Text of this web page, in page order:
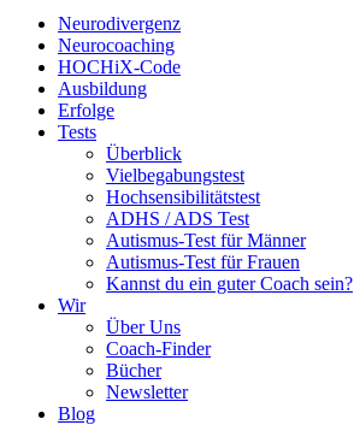
Neurodivergenz
Neurocoaching
HOCHiX-Code
Ausbildung
Erfolge
Tests
Überblick
Vielbegabungstest
Hochsensibilitätstest
ADHS / ADS Test
Autismus-Test für Männer
Autismus-Test für Frauen
Kannst du ein guter Coach sein?
Wir
Über Uns
Coach-Finder
Bücher
Newsletter
Blog